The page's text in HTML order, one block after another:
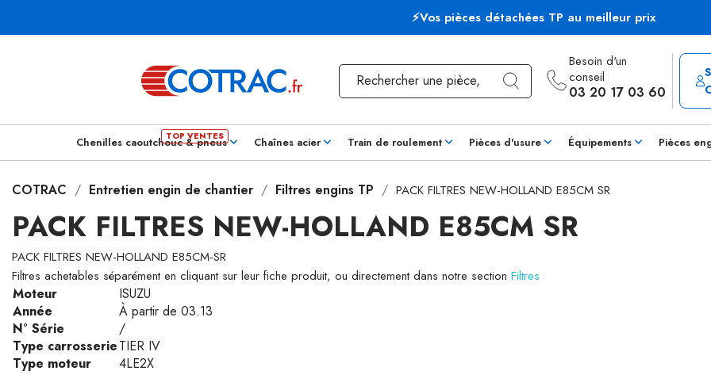
⚡Vos pièces détachées TP au meilleur prix
Besoin d'un
conseil
03 20 17 03 60
Chenilles caoutchouc & pneus Chaînes acier Train de roulement Pièces d'usure Équipements Pièces
COTRAC Entretien engin de chantier Filtres engins TP PACK FILTRES NEW-HOLLAND E85CM SR
PACK FILTRES NEW-HOLLAND E85CM SR
PACK FILTRES NEW-HOLLAND E85CM-SR
Filtres achetables séparément en cliquant sur leur fiche produit, ou directement dans notre section Filtres
Moteur
ISUZU
Année
À partir de 03.13
N° Série
/
Type carrosserieTIER IV
Type moteur
4LE2X